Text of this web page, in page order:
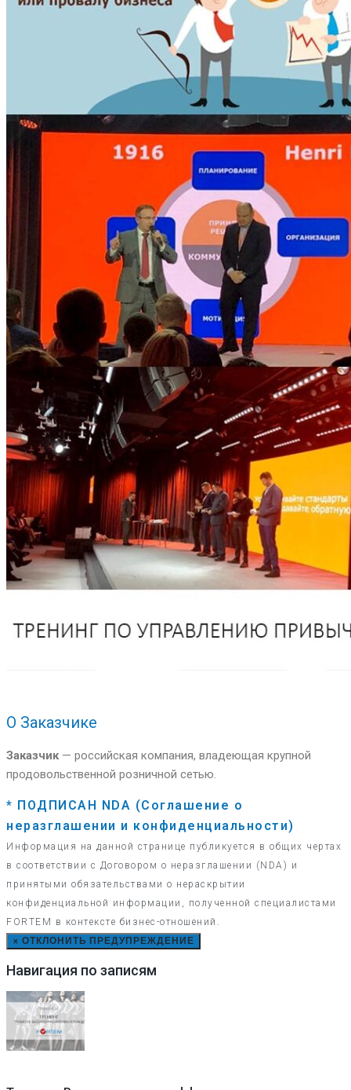
О Заказчике
Заказчик— российская компания, владеющая крупной
продовольственной розничной сетью.
* ПОДПИСАН NDA (Соглашение о
неразглашении и конфиденциальности)
Информация на данной странице публикуется в общих чертах
в соответствии с Договором о неразглашении (NDA) и
принятыми обязательствами о нераскрытии
конфиденциальной информации, полученной специалистами
FORTEM в контексте бизнес-отношений.
× ОТКЛОНИТЬ ПРЕДУПРЕЖДЕНИЕ
Навигация по записям